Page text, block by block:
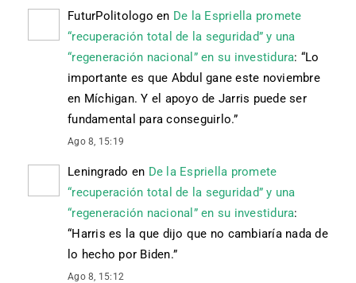
FuturPolitologo en De la Espriella promete
“recuperación total de la seguridad” y una
“regeneración nacional” en su investidura: “Lo
importante es que Abdul gane este noviembre
en Míchigan. Y el apoyo de Jarris puede ser
fundamental para conseguirlo.”
Ago 8, 15:19
Leningrado en De la Espriella promete
“recuperación total de la seguridad” y una
“regeneración nacional” en su investidura:
“Harris es la que dijo que no cambiaría nada de
lo hecho por Biden.”
Ago 8, 15:12